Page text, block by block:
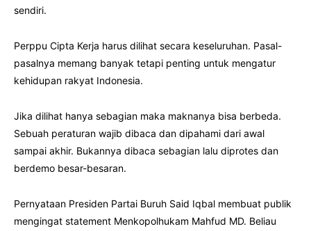
sendiri.
Perppu Cipta Kerja harus dilihat secara keseluruhan. Pasal-
pasalnya memang banyak tetapi penting untuk mengatur
kehidupan rakyat Indonesia.
Jika dilihat hanya sebagian maka maknanya bisa berbeda.
Sebuah peraturan wajib dibaca dan dipahami dari awal
sampai akhir. Bukannya dibaca sebagian lalu diprotes dan
berdemo besar-besaran.
Pernyataan Presiden Partai Buruh Said Iqbal membuat publik
mengingat statement Menkopolhukam Mahfud MD. Beliau